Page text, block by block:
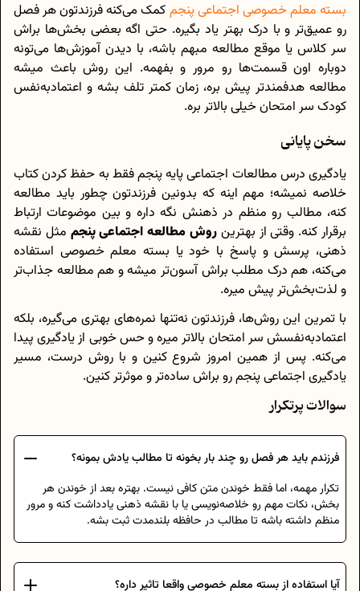
بسته معلم خصوصی اجتماعی پنجم کمک می‌کنه فرزندتون هر فصل
رو عمیق‌تر و با درک بهتر یاد بگیره. حتی اگه بعضی بخش‌ها براش
سر کلاس یا موقع مطالعه مبهم باشه، با دیدن آموزش‌ها می‌تونه
دوباره اون قسمت‌ها رو مرور و بفهمه. این روش باعث میشه
مطالعه هدفمندتر پیش بره، زمان کمتر تلف بشه و اعتمادبه‌نفس
کودک سر امتحان خیلی بالاتر بره.
سخن پایانی
یادگیری درس مطالعات اجتماعی پایه پنجم فقط به حفظ کردن کتاب
خلاصه نمیشه؛ مهم اینه که بدونین فرزندتون چطور باید مطالعه
کنه، مطالب رو منظم در ذهنش نگه داره و بین موضوعات ارتباط
برقرار کنه. وقتی از بهترین روش مطالعه اجتماعی پنجم مثل نقشه
ذهنی، پرسش و پاسخ با خود یا بسته معلم خصوصی استفاده
می‌کنه، هم درک مطلب براش آسون‌تر میشه و هم مطالعه جذاب‌تر
و لذت‌بخش‌تر پیش میره.
با تمرین این روش‌ها، فرزندتون نه‌تنها نمره‌های بهتری می‌گیره، بلکه
اعتمادبه‌نفسش سر امتحان بالاتر میره و حس خوبی از یادگیری پیدا
می‌کنه. پس از همین امروز شروع کنین و با روش درست، مسیر
یادگیری اجتماعی پنجم رو براش ساده‌تر و موثرتر کنین.
سوالات پرتکرار
فرزندم باید هر فصل رو چند بار بخونه تا مطالب یادش بمونه؟
تکرار مهمه، اما فقط خوندن متن کافی نیست. بهتره بعد از خوندن هر
بخش، نکات مهم رو خلاصه‌نویسی یا با نقشه ذهنی یادداشت کنه و مرور
منظم داشته باشه تا مطالب در حافظه بلندمدت ثبت بشه.
آیا استفاده از بسته معلم خصوصی واقعا تاثیر داره؟